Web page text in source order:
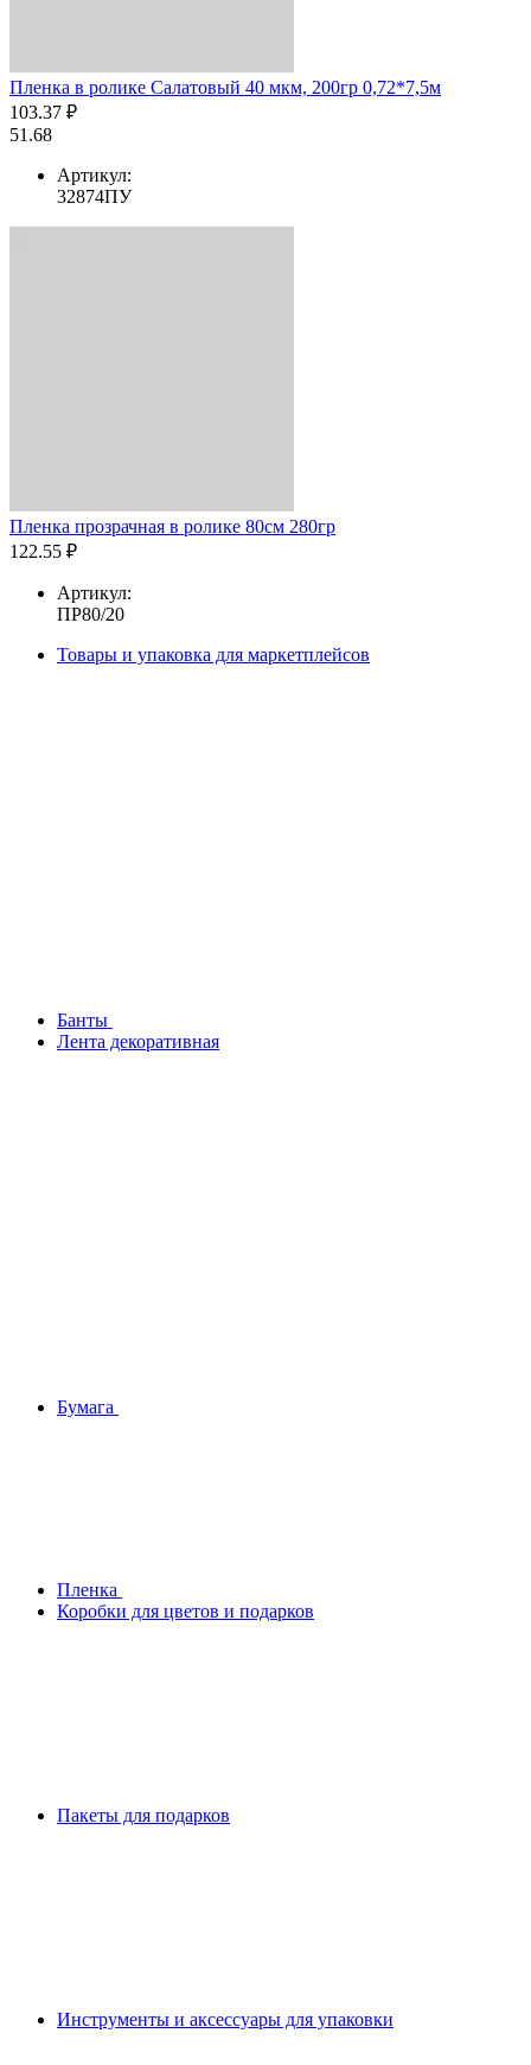
Пленка в ролике Салатовый 40 мкм, 200гр 0,72*7,5м
103.37 ₽
51.68
Артикул:
32874ПУ
Пленка прозрачная в ролике 80см 280гр
122.55 ₽
Артикул:
ПР80/20
Товары и упаковка для маркетплейсов
Банты
Лента декоративная
Бумага
Плeнка
Коробки для цветов и подарков
Пакеты для подарков
Инструменты и аксессуары для упаковки